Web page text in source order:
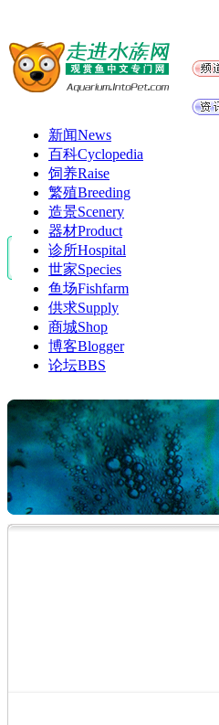
新闻News
百科Cyclopedia
饲养Raise
繁殖Breeding
造景Scenery
器材Product
诊所Hospital
世家Species
鱼场Fishfarm
供求Supply
商城Shop
博客Blogger
论坛BBS